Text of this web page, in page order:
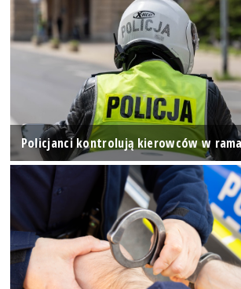
Policjanci kontrolują kierowców w